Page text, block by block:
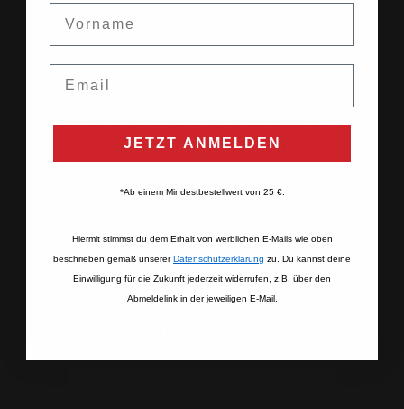
ABB Ältester Deutscher Mostert (40
ml) Steinguttöpfchen
bald wieder vorrätig
JETZT ANMELDEN
*Ab einem Mindestbestellwert von 25 €.
Hiermit stimmst du dem Erhalt von werblichen E-Mails wie oben
beschrieben gemäß unsererDatenschutzerklärung​ zu. Du kannst deine
Einwilligung für die Zukunft jederzeit widerrufen, z.B. über den
Abmeldelink in der jeweiligen E-Mail.